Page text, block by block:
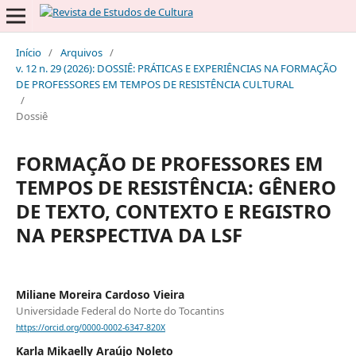
Início / Arquivos /
v. 12 n. 29 (2026): DOSSIÊ: PRÁTICAS E EXPERIÊNCIAS NA FORMAÇÃO
DE PROFESSORES EM TEMPOS DE RESISTÊNCIA CULTURAL
/
Dossiê
FORMAÇÃO DE PROFESSORES EM
TEMPOS DE RESISTÊNCIA: GÊNERO
DE TEXTO, CONTEXTO E REGISTRO
NA PERSPECTIVA DA LSF
Miliane Moreira Cardoso Vieira
Universidade Federal do Norte do Tocantins
https://orcid.org/0000-0002-6347-820X
Karla Mikaelly Araújo Noleto